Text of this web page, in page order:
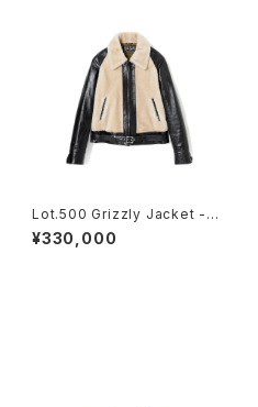
Lot.500 Grizzly Jacket -Bl
ack × White-
¥330,000